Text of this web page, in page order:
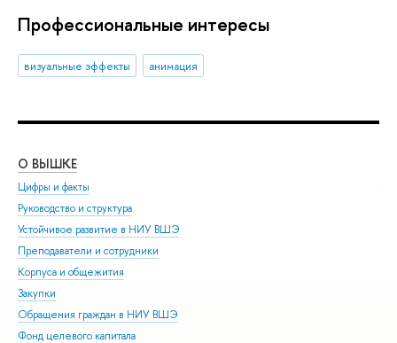
Профессиональные интересы
визуальные эффекты анимация
О ВЫШКЕ
Цифры и факты
Руководство и структура
Устойчивое развитие в НИУ ВШЭ
Преподаватели и сотрудники
Корпуса и общежития
Закупки
Обращения граждан в НИУ ВШЭ
Фонд целевого капитала